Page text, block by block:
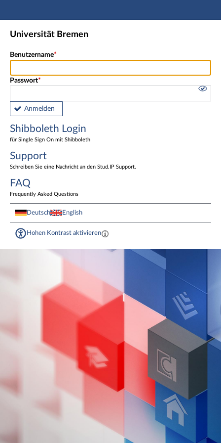
Hauptnavigation
Shibboleth Login
Universität Bremen
Benutzername
Passwort
Anmelden
Shibboleth Login
für Single Sign On mit Shibboleth
Support
Schreiben Sie eine Nachricht an den Stud.IP Support.
FAQ
Frequently Asked Questions
Deutsch English
Hohen Kontrast aktivieren